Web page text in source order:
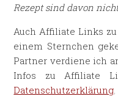
Rezept sind davon
Auch Affiliate Links
einem Sternchen
Partner verdiene ich
Infos zu Affiliate
Datenschutzerklärung.